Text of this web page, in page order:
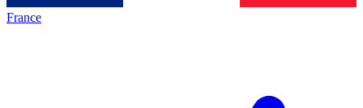
France